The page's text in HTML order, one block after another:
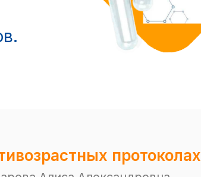
протоколах